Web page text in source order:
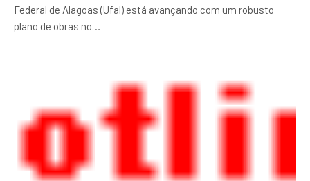
Federal de Alagoas (Ufal) está avançando com um robusto
plano de obras no…